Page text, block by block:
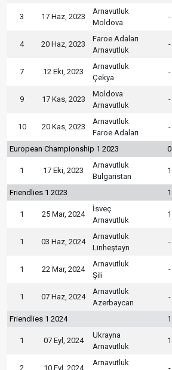
3 17 Haz, 2023
Arnavutluk
Moldova
-
4 20 Haz, 2023
Faroe Adaları
Arnavutluk
-
7 12 Eki, 2023
Arnavutluk
Çekya
-
9 17 Kas, 2023
Moldova
Arnavutluk
-
10 20 Kas, 2023
Arnavutluk
Faroe Adaları
-
European Championship 1 2023 0
1 17 Eki, 2023
Arnavutluk
Bulgaristan
1
Friendlies 1 2023 1
1 25 Mar, 2024
İsveç
Arnavutluk
1
1 03 Haz, 2024
Arnavutluk
Linheştayn
-
1 22 Mar, 2024
Arnavutluk
Şili
-
1 07 Haz, 2024
Arnavutluk
Azerbaycan
-
Friendlies 1 2024 1
1 07 Eyl, 2024
Ukrayna
Arnavutluk
1
2 10 Eyl, 2024
Arnavutluk
-